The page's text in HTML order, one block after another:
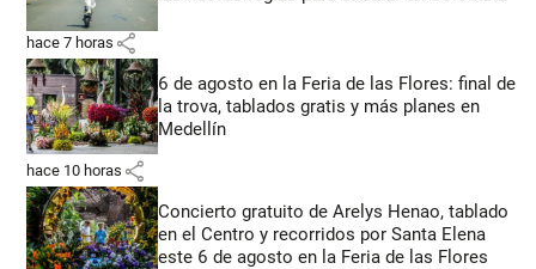
hace 7 horas share
6 de agosto en la Feria de las Flores: final de
la trova, tablados gratis y más planes en
Medellín
hace 10 horas share
Concierto gratuito de Arelys Henao, tablado
en el Centro y recorridos por Santa Elena
este 6 de agosto en la Feria de las Flores